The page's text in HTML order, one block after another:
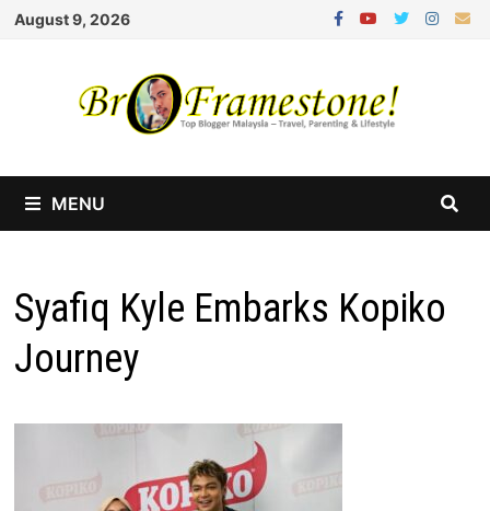
Skip
August 9, 2026
MENU
Syafiq Kyle Embarks Kopiko
Journey